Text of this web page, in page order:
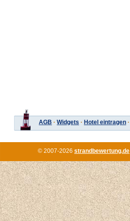
AGB · Widgets · Hotel eintragen ·
© 2007-2026 strandbewertung.de